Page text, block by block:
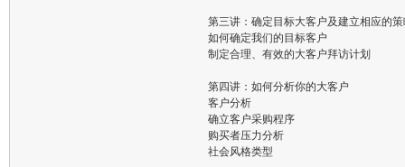
第三讲：确定目标大客户及建立相应的
如何确定我们的目标客户
制定合理、有效的大客户拜访计划
第四讲：如何分析你的大客户
客户分析
确立客户采购程序
购买者压力分析
社会风格类型